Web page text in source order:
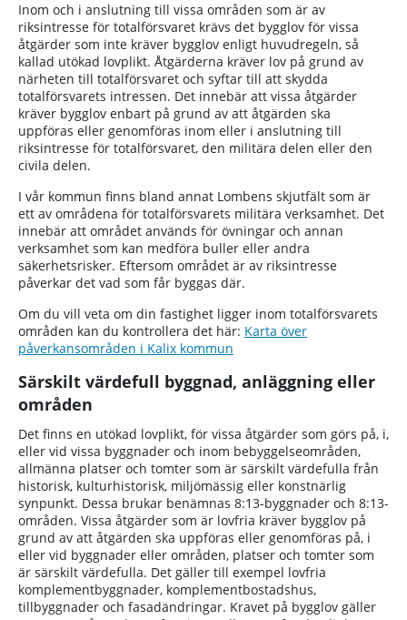
Inom och i anslutning till vissa områden som är av
riksintresse för totalförsvaret krävs det bygglov för vissa
åtgärder som inte kräver bygglov enligt huvudregeln, så
kallad utökad lovplikt. Åtgärderna kräver lov på grund av
närheten till totalförsvaret och syftar till att skydda
totalförsvarets intressen. Det innebär att vissa åtgärder
kräver bygglov enbart på grund av att åtgärden ska
uppföras eller genomföras inom eller i anslutning till
riksintresse för totalförsvaret, den militära delen eller den
civila delen.
I vår kommun finns bland annat Lombens skjutfält som är
ett av områdena för totalförsvarets militära verksamhet. Det
innebär att området används för övningar och annan
verksamhet som kan medföra buller eller andra
säkerhetsrisker. Eftersom området är av riksintresse
påverkar det vad som får byggas där.
Om du vill veta om din fastighet ligger inom totalförsvarets
områden kan du kontrollera det här: Karta över
påverkansområden i Kalix kommun
Särskilt värdefull byggnad, anläggning eller
områden
Det finns en utökad lovplikt, för vissa åtgärder som görs på, i,
eller vid vissa byggnader och inom bebyggelseområden,
allmänna platser och tomter som är särskilt värdefulla från
historisk, kulturhistorisk, miljömässig eller konstnärlig
synpunkt. Dessa brukar benämnas 8:13-byggnader och 8:13-
områden. Vissa åtgärder som är lovfria kräver bygglov på
grund av att åtgärden ska uppföras eller genomföras på, i
eller vid byggnader eller områden, platser och tomter som
är särskilt värdefulla. Det gäller till exempel lovfria
komplementbyggnader, komplementbostadshus,
tillbyggnader och fasadändringar. Kravet på bygglov gäller